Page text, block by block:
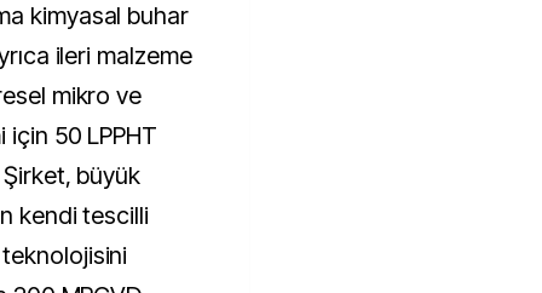
kimyasal buhar
ileri malzeme
mikro ve
için 50 LPPHT
büyük
kendi tescilli